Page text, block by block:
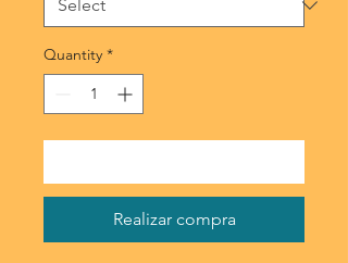
Quantity *
Realizar compra